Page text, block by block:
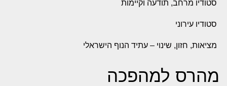
סטודיו מרחב, תודעה וקיימות
סטודיו עירוני
מציאות, חזון, שינוי – עתיד הנוף הישראלי
מהרס למהפכה